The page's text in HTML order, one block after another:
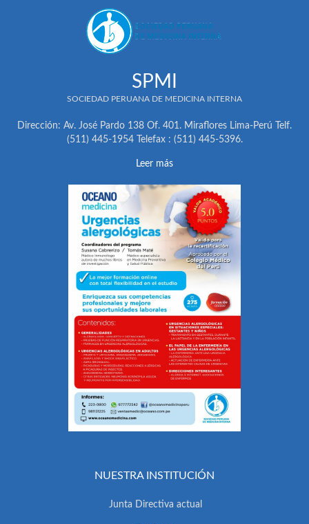
SPMI
SOCIEDAD PERUANA DE MEDICINA INTERNA
Dirección: Av. José Pardo 138 Of. 401. Miraflores Lima-Perú Telf.
(511) 445-1954 Telefax : (511) 445-5396.
Leer más
NUESTRA INSTITUCIÓN
Junta Directiva actual